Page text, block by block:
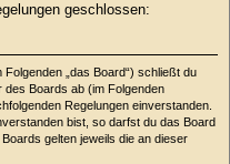
geschlossen:
„das Board“) schließt du
Boards ab (im Folgenden
Regelungen einverstanden.
bist, so darfst du das Board
gelten jeweils die an dieser